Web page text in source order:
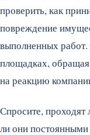
проверить, как
повреждение
выполненных работ.
площадках,
на реакцию
Спросите, проходят
ли они